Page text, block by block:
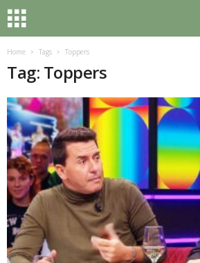
Home Tags Toppers
Tag: Toppers